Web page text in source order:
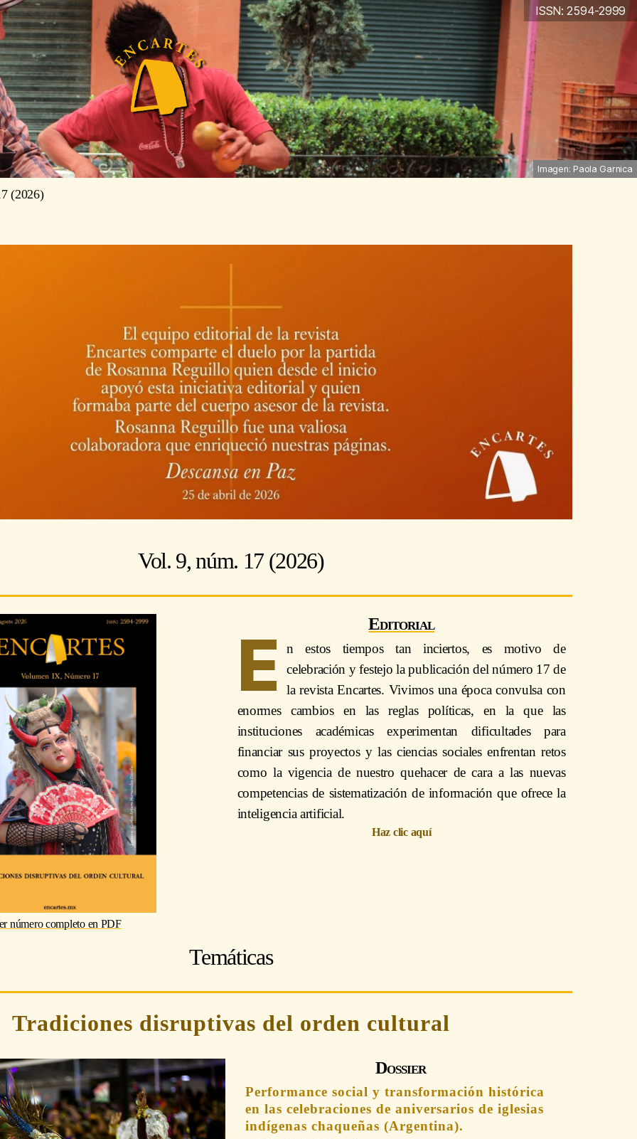
ISSN: 2594-2999
Imagen: Paola Garnica
(2026)
Vol. 9, núm. 17 (2026)
número completo en PDF
Editorial
E
n estos tiempos tan inciertos, es motivo de
celebración y festejo la publicación del número 17 de
la revista Encartes. Vivimos una época convulsa con
enormes cambios en las reglas políticas, en la que las
instituciones académicas experimentan dificultades para
financiar sus proyectos y las ciencias sociales enfrentan retos
como la vigencia de nuestro quehacer de cara a las nuevas
competencias de sistematización de información que ofrece la
inteligencia artificial.
Haz clic aquí
Temáticas
Tradiciones disruptivas del orden cultural
Dossier
Performance social y transformación histórica
en las celebraciones de aniversarios de iglesias
indígenas chaqueñas (Argentina).